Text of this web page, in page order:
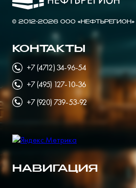
© 2012-2026 ООО «НЕФТЬРЕГИОН»
НАВИГАЦИЯ
КОНТАКТЫ
+7 (4712) 34-96-54
+7 (495) 127-10-36
+7 (920) 739-53-92